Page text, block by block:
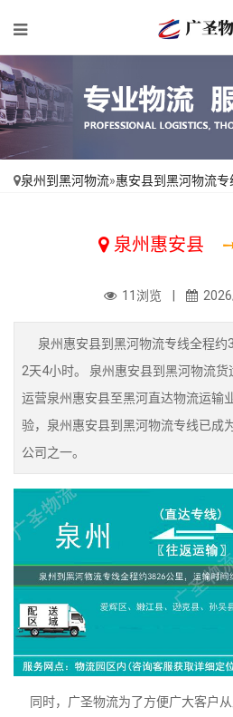
泉州到黑河物流»惠安县到黑河物流专
泉州惠安县
11浏览 |
泉州惠安县到黑河物流专线全程约
2天4小时。 泉州惠安县到黑河物流
运营泉州惠安县至黑河直达物流运输
验，泉州惠安县到黑河物流专线已成
公司之一。
同时，广圣物流为了方便广大客户